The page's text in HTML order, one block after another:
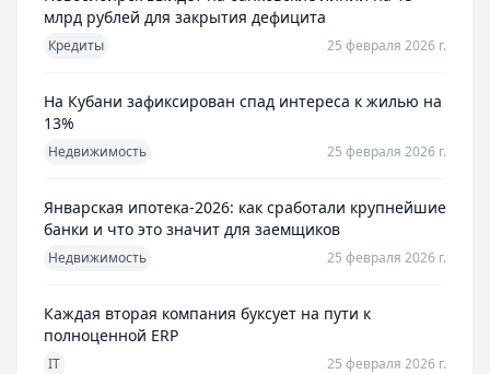
млрд рублей для закрытия дефицита
Кредиты 25 февраля 2026 г.
На Кубани зафиксирован спад интереса к жилью на
13%
Недвижимость 25 февраля 2026 г.
Январская ипотека-2026: как сработали крупнейшие
банки и что это значит для заемщиков
Недвижимость 25 февраля 2026 г.
Каждая вторая компания буксует на пути к
полноценной ERP
IT 25 февраля 2026 г.